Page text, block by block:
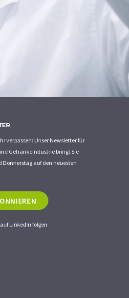
verpassen: Unser Newsletter für
Getränkeindustrie bringt Sie
Donnerstag auf den neuesten
LinkedIn folgen